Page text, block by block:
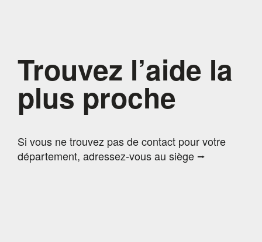
Trouvez l’aide la
plus proche
Si vous ne trouvez pas de contact pour votre
département, adressez-vous au siège ⭢